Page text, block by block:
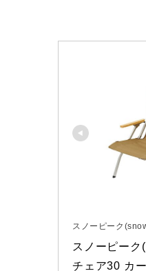
スノーピーク
スノーピー
チェア30 カ